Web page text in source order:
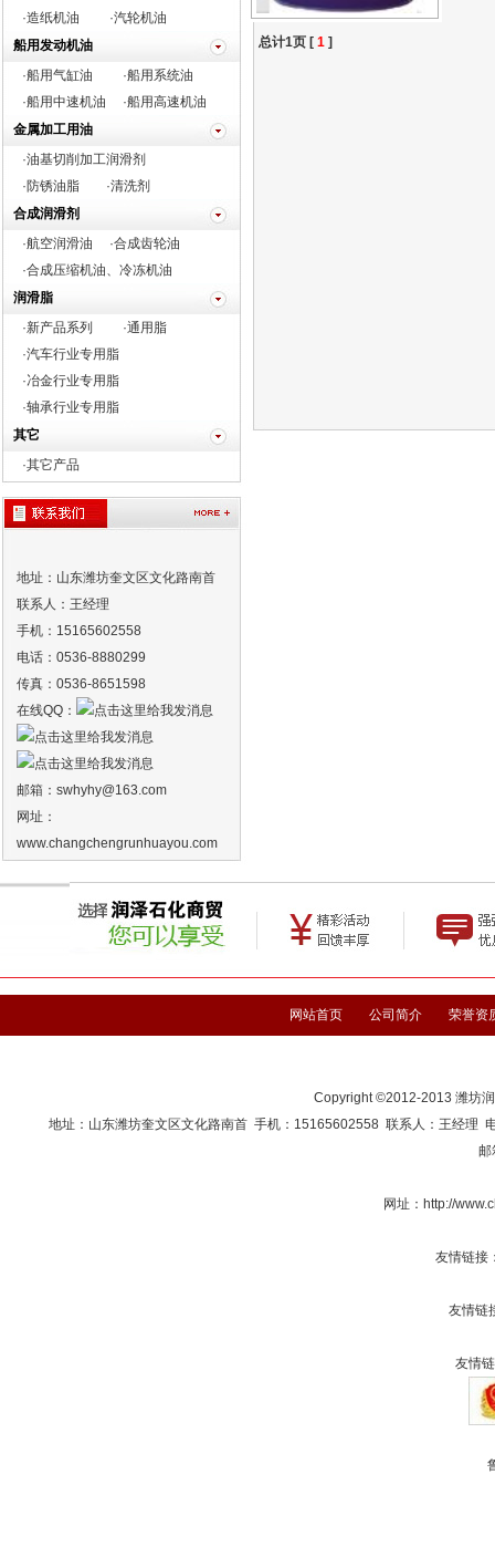
·造纸机油
·汽轮机油
船用发动机油
·船用气缸油
·船用系统油
·船用中速机油
·船用高速机油
金属加工用油
·油基切削加工润滑剂
·防锈油脂
·清洗剂
合成润滑剂
·航空润滑油
·合成齿轮油
·合成压缩机油、冷冻机油
润滑脂
·新产品系列
·通用脂
·汽车行业专用脂
·冶金行业专用脂
·轴承行业专用脂
其它
·其它产品
地址：山东潍坊奎文区文化路南首
联系人：王经理
手机：15165602558
电话：0536-8880299
传真：0536-8651598
在线QQ：
邮箱： swhyhy@163.com
网址：
www.changchengrunhuayou.com
总计1页 [ 1 ]
网站首页 公司简介 荣誉资
Copyright ©2012-2013 潍坊
地址：山东潍坊奎文区文化路南首 手机：15165602558 联系人：王经理
邮
网址： http://
友情链接
友情链
友情